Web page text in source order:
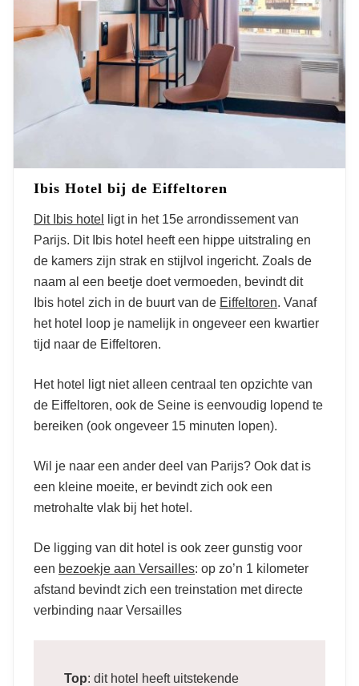
Ibis Hotel bij de Eiffeltoren
Dit Ibis hotel ligt in het 15e arrondissement van
Parijs. Dit Ibis hotel heeft een hippe uitstraling en
de kamers zijn strak en stijlvol ingericht. Zoals de
naam al een beetje doet vermoeden, bevindt dit
Ibis hotel zich in de buurt van de Eiffeltoren. Vanaf
het hotel loop je namelijk in ongeveer een kwartier
tijd naar de Eiffeltoren.
Het hotel ligt niet alleen centraal ten opzichte van
de Eiffeltoren, ook de Seine is eenvoudig lopend te
bereiken (ook ongeveer 15 minuten lopen).
Wil je naar een ander deel van Parijs? Ook dat is
een kleine moeite, er bevindt zich ook een
metrohalte vlak bij het hotel.
De ligging van dit hotel is ook zeer gunstig voor
een bezoekje aan Versailles: op zo’n 1 kilometer
afstand bevindt zich een treinstation met directe
verbinding naar Versailles
Top: dit hotel heeft uitstekende